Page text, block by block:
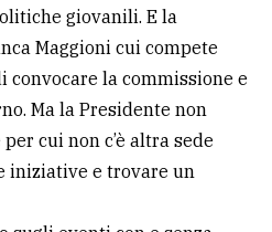
giovanili. E la
Maggioni cui compete
la commissione e
Ma la Presidente non
cui non c’è altra sede
iniziative e trovare un